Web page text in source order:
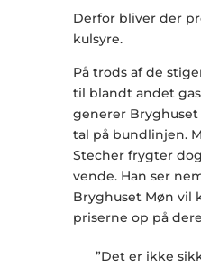
Derfor bliver der
kulsyre.
På trods af de
til blandt andet
generer
tal på bundlinjen.
Stecher frygter
vende. Han ser
Bryghuset Møn vil
priserne op på
”Det er ikke